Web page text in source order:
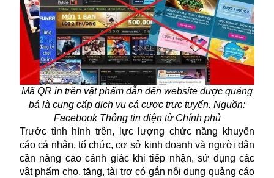
Mã QR in trên vật phẩm dẫn đến website được quảng
bá là cung cấp dịch vụ cá cược trực tuyến. Nguồn:
Facebook Thông tin điện tử Chính phủ
Trước tình hình trên, lực lượng chức năng khuyến
cáo cá nhân, tổ chức, cơ sở kinh doanh và người dân
cần nâng cao cảnh giác khi tiếp nhận, sử dụng các
vật phẩm cho, tặng, tài trợ có gắn nội dung quảng cáo